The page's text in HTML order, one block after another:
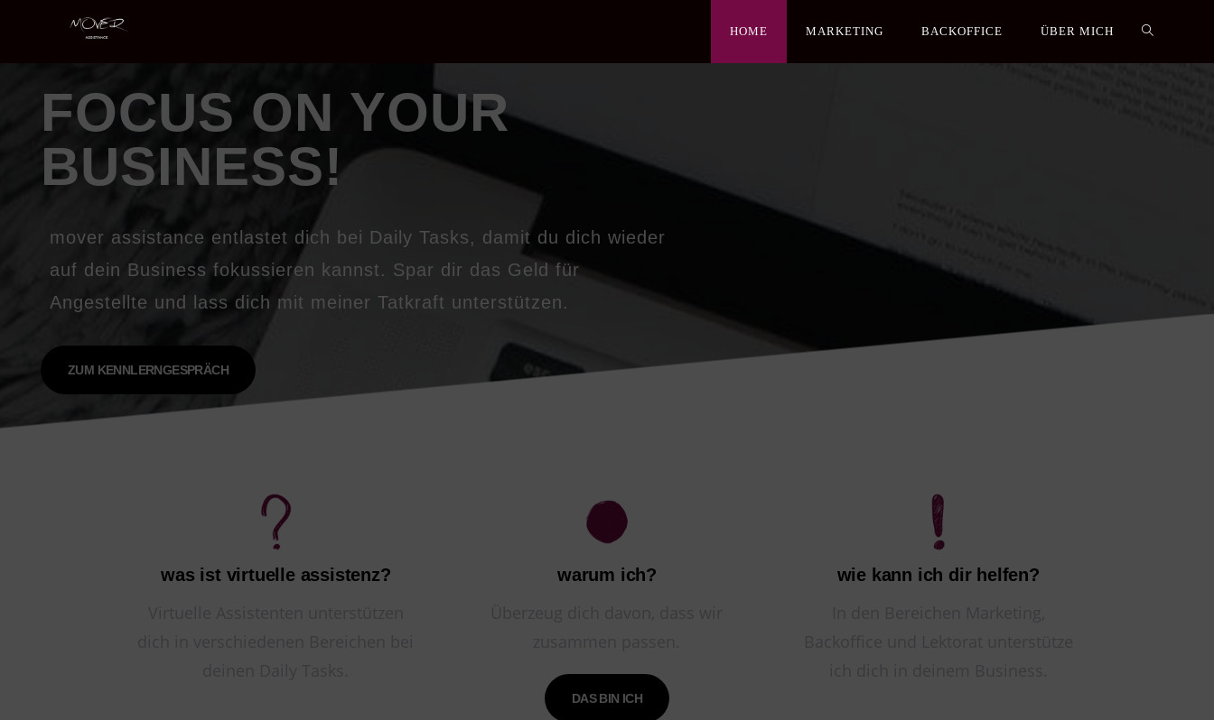
HOME MARKETING BACKOFFICE ÜBER MICH
FOCUS ON YOUR
BUSINESS!
mover assistance entlastet dich bei Daily Tasks, damit du dich wieder
auf dein Business fokussieren kannst. Spar dir das Geld für
Angestellte und lass dich mit meiner Tatkraft unterstützen.
ZUM KENNLERNGESPRÄCH
was ist virtuelle assistenz? warum ich?
DAS BIN ICH
wie kann ich dir helfen?